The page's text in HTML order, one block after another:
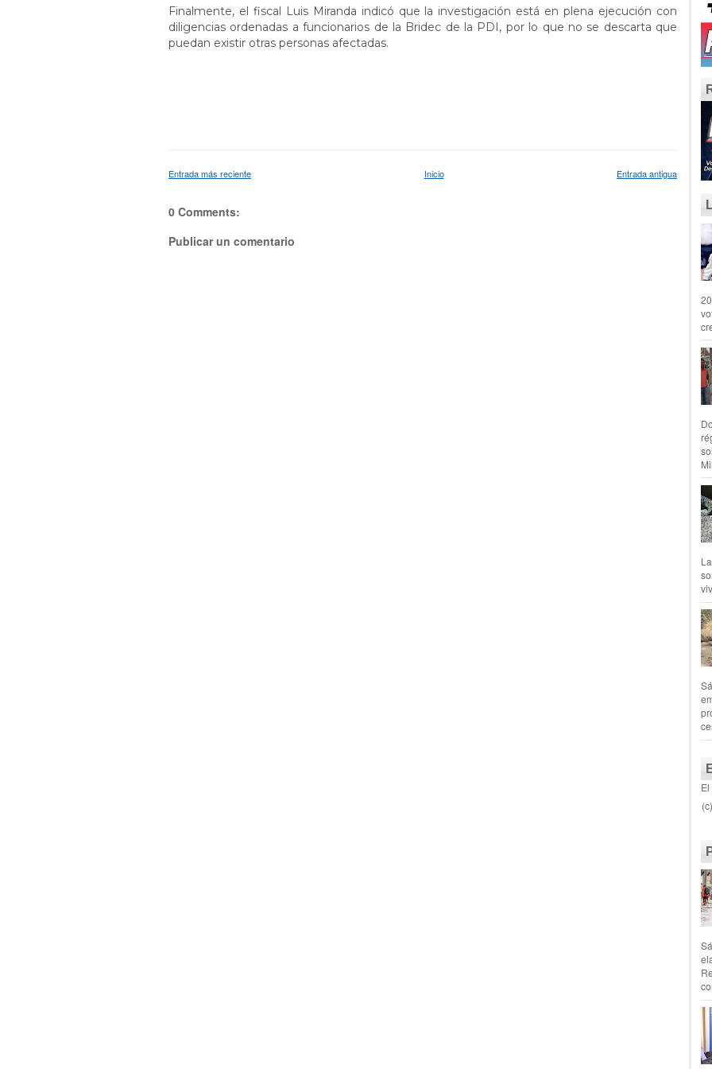
Finalmente, el fiscal Luis Miranda indicó que la investigación está en plena ejecución con
diligencias ordenadas a funcionarios de la Bridec de la PDI, por lo que no se descarta que
puedan existir otras personas afectadas.
Entrada más reciente Entrada antigua
Inicio
0 Comments:
Publicar un comentario